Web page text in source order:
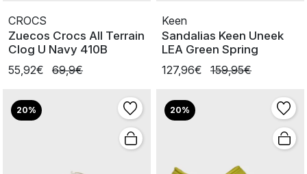
CROCS
Zuecos Crocs All Terrain
Clog U Navy 410B
55,92€
69,9€
Keen
Sandalias Keen Uneek
LEA Green Spring
127,96€
159,95€
20% 20%